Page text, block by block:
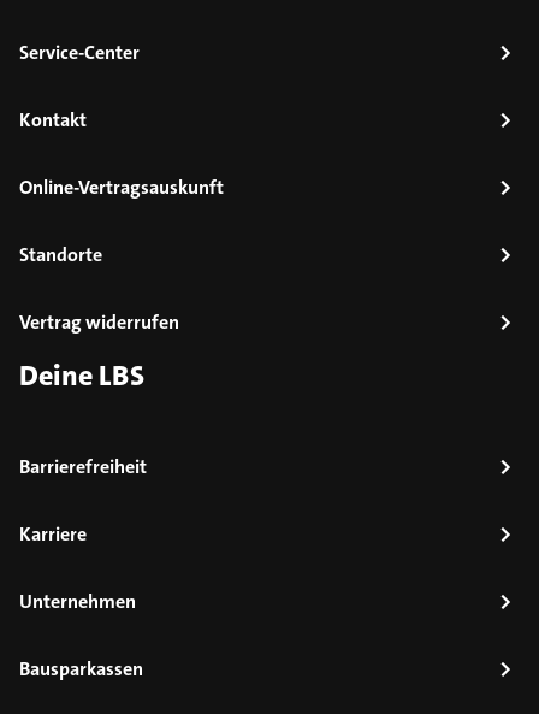
Service-Center
Kontakt
Online-Vertragsauskunft
Standorte
Vertrag widerrufen
Deine LBS
Barrierefreiheit
Karriere
Unternehmen
Bausparkassen